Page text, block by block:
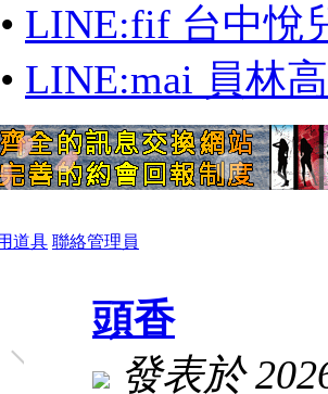
• LINE:fif 台中悅
• LINE:mai 員林
道具 聯絡管理員
頭香
發表於